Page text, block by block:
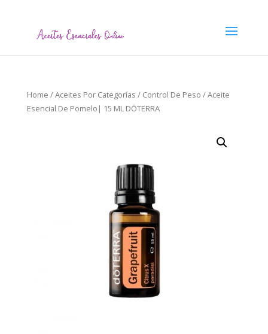
Home /Aceites Por Categorías / Control De Peso / Aceite
Esencial De Pomelo| 15 ML DŌTERRA